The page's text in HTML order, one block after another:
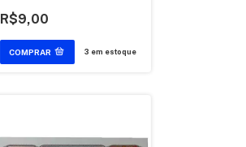
R$9,00
3 em estoque